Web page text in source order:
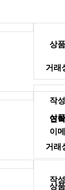
상
거래
작
연
이
상
거래
작
상